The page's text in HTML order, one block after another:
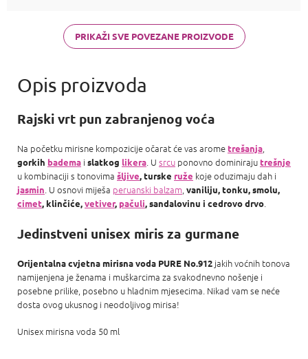
Mademoiselle
a Carolina
PRIKAŽI SVE POVEZANE PROIZVODE
Rajski vrt pun zabranjenog voća
Na početku mirisne kompozicije očarat će vas arometrešanja,
gorkih badema i slatkog likera. U srcu ponovno dominirajutrešnje
u kombinaciji s tonovima šljive,turske ruže koje oduzimaju dah i
jasmin. U osnovi miješa peruanski balzam, vaniliju, tonku, smolu,
cimet, klinčiće,vetiver, pačuli, sandalovinu i cedrovo drvo.
Jedinstveni unisex miris za gurmane
Orijentalna cvjetna mirisna voda PURE No.912 jakih voćnih tonova
namijenjena je ženama i muškarcima za svakodnevno nošenje i
posebne prilike, posebno u hladnim mjesecima. Nikad vam se neće
dosta ovog ukusnog i neodoljivog mirisa!
Unisex mirisna voda 50 ml